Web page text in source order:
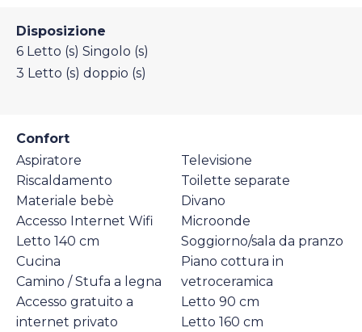
Disposizione
6 Letto (s) Singolo (s)
3 Letto (s) doppio (s)
Confort
Aspiratore
Riscaldamento
Materiale bebè
Accesso Internet Wifi
Letto 140 cm
Cucina
Camino / Stufa a legna
Accesso gratuito a
internet privato
Televisione
Toilette separate
Divano
Microonde
Soggiorno/sala da pranzo
Piano cottura in
vetroceramica
Letto 90 cm
Letto 160 cm